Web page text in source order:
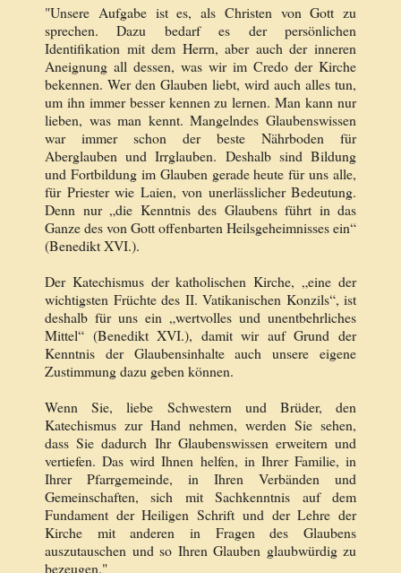
"Unsere Aufgabe ist es, als Christen von Gott zu
sprechen. Dazu bedarf es der persönlichen
Identifikation mit dem Herrn, aber auch der inneren
Aneignung all dessen, was wir im Credo der Kirche
bekennen. Wer den Glauben liebt, wird auch alles tun,
um ihn immer besser kennen zu lernen. Man kann nur
lieben, was man kennt. Mangelndes Glaubenswissen
war immer schon der beste Nährboden für
Aberglauben und Irrglauben. Deshalb sind Bildung
und Fortbildung im Glauben gerade heute für uns alle,
für Priester wie Laien, von unerlässlicher Bedeutung.
Denn nur „die Kenntnis des Glaubens führt in das
Ganze des von Gott offenbarten Heilsgeheimnisses ein“
(Benedikt XVI.).
Der Katechismus der katholischen Kirche, „eine der
wichtigsten Früchte des II. Vatikanischen Konzils“, ist
deshalb für uns ein „wertvolles und unentbehrliches
Mittel“ (Benedikt XVI.), damit wir auf Grund der
Kenntnis der Glaubensinhalte auch unsere eigene
Zustimmung dazu geben können.
Wenn Sie, liebe Schwestern und Brüder, den
Katechismus zur Hand nehmen, werden Sie sehen,
dass Sie dadurch Ihr Glaubenswissen erweitern und
vertiefen. Das wird Ihnen helfen, in Ihrer Familie, in
Ihrer Pfarrgemeinde, in Ihren Verbänden und
Gemeinschaften, sich mit Sachkenntnis auf dem
Fundament der Heiligen Schrift und der Lehre der
Kirche mit anderen in Fragen des Glaubens
auszutauschen und so Ihren Glauben glaubwürdig zu
bezeugen."